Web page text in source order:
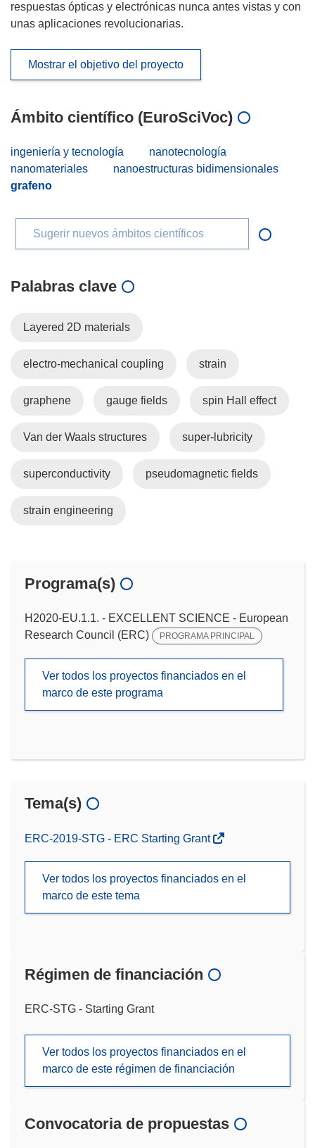
respuestas ópticas y electrónicas nunca antes vistas y con
unas aplicaciones revolucionarias.
Mostrar el objetivo del proyecto
Ámbito científico (EuroSciVoc)
ingeniería y tecnología
nanotecnología
nanomateriales
nanoestructuras bidimensionales
grafeno
Sugerir nuevos ámbitos científicos
Palabras clave
Layered 2D materials
electro-mechanical coupling strain
graphene gauge fields spin Hall effect
Van der Waals structures super-lubricity
superconductivity pseudomagnetic fields
strain engineering
Programa(s)
H2020-EU.1.1. - EXCELLENT SCIENCE - European
Research Council (ERC)
PROGRAMA PRINCIPAL
Ver todos los proyectos financiados en el
marco de este programa
Tema(s)
ERC-2019-STG - ERC Starting Grant
Ver todos los proyectos financiados en el
marco de este tema
Régimen de financiación
ERC-STG - Starting Grant
Ver todos los proyectos financiados en el
marco de este régimen de financiación
Convocatoria de propuestas